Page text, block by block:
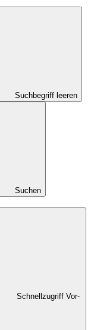
Suchbegriff leeren
Suchen
Schnellzugriff Vor-